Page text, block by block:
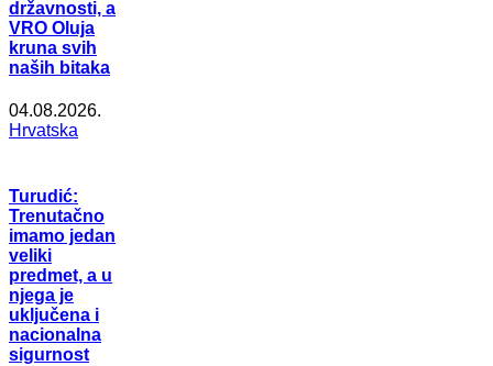
državnosti, a
VRO Oluja
kruna svih
naših bitaka
04.08.2026.
Hrvatska
Turudić:
Trenutačno
imamo jedan
veliki
predmet, a u
njega je
uključena i
nacionalna
sigurnost